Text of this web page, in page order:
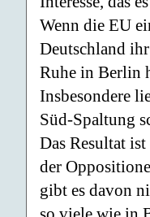
Wenn die EU
Deutschland
Ruhe in Berlin
Insbesondere
Süd-Spaltung
Das Resultat
der
gibt es davon